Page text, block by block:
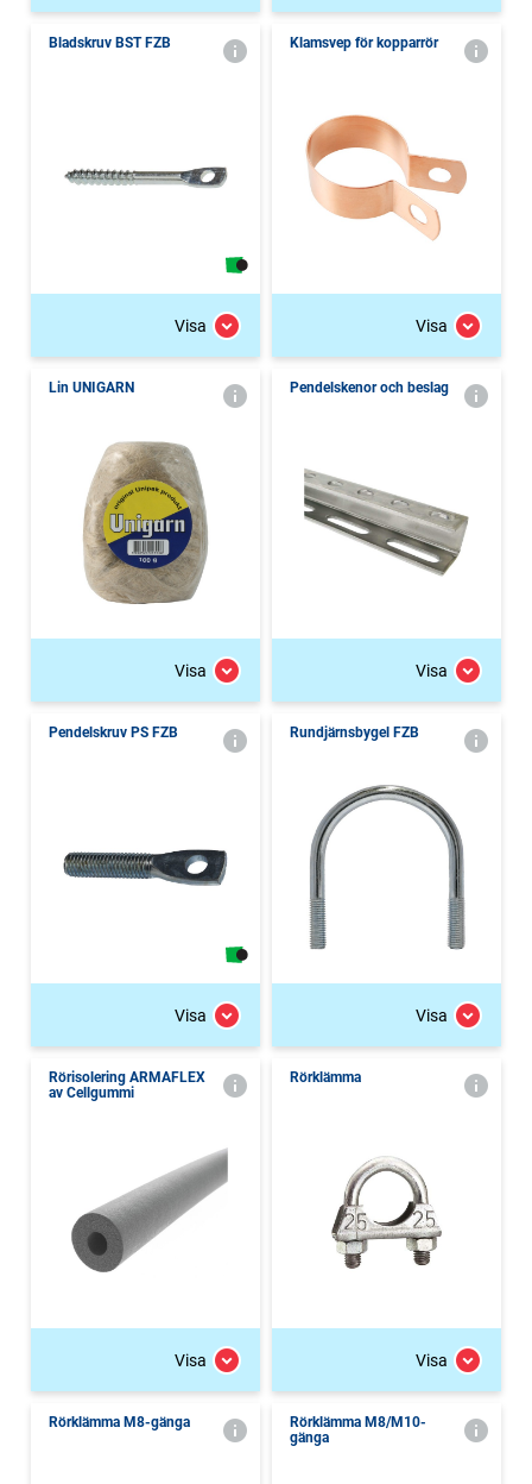
Bladskruv BST FZB
Visa
Klamsvep för kopparrör
Visa
Lin UNIGARN
Visa
Pendelskenor och beslag
Visa
Pendelskruv PS FZB
Visa
Rundjärnsbygel FZB
Visa
Rörisolering ARMAFLEX
av Cellgummi
Visa
Rörklämma
Visa
Rörklämma M8-gänga
Rörklämma M8/M10-
gänga